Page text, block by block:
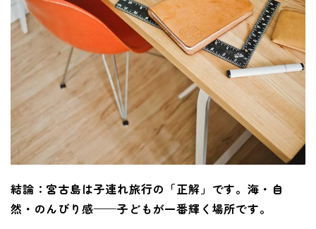
結論：宮古島は子連れ旅行の「正解」です。海・自
然・のんびり感——子どもが一番輝く場所です。